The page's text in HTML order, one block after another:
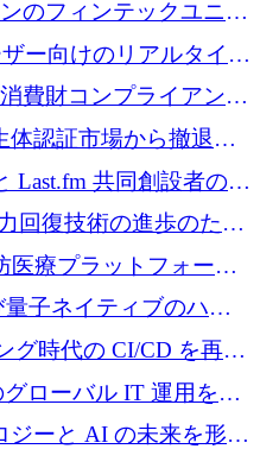
のフィンテックユニコ
バー・プリル氏
ー向けのリアルタイム
ヤーを構築するために
ドルを調達
費財コンプライアンス
に 400 万ドルを調達
体認証市場から撤退す
6,000ポンドのプレシ
Last.fm 共同創設者の支
退回復技術の進歩のため
医療プラットフォーム
ズ A で 2,000 万ドル
量子ネイティブのハー
ングを推進するために
グ時代の CI/CD を再発
をかけてステルスか
ローバル IT 運用を自
ユーロ以上を調達
ジーと AI の未来を形作